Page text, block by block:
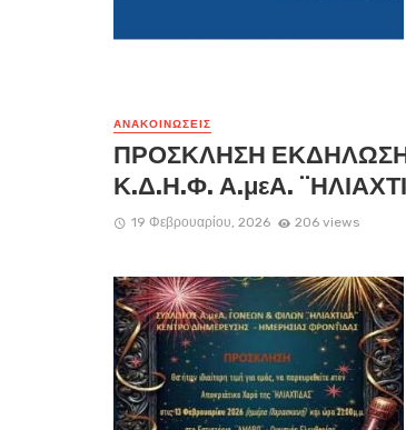
ΑΝΑΚΟΙΝΏΣΕΙΣ
ΠΡΟΣΚΛΗΣΗ
Κ.Δ.Η.Φ. Α.μεΑ.
19 Φεβρουαρίου, 2026 206 views